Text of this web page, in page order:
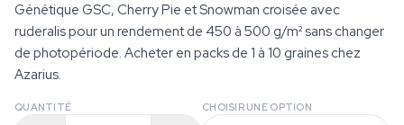
Génétique GSC, Cherry Pie et Snowman croisée avec
ruderalis pour un rendement de 450 à 500 g/m² sans changer
de photopériode. Acheter en packs de 1 à 10 graines chez
Azarius.
QUANTITÉ CHOISIR UNE OPTION